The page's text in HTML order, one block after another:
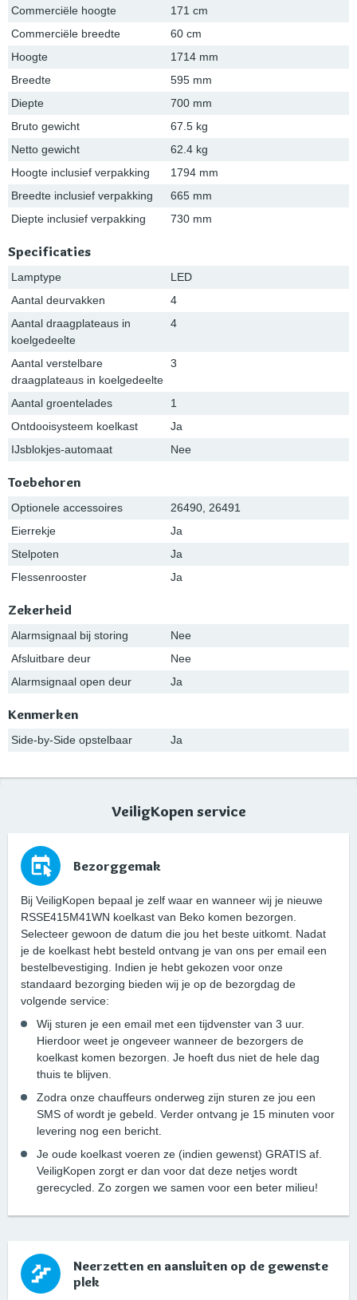
Commerciële hoogte
171 cm
Commerciële breedte
60 cm
Hoogte
1714 mm
Breedte
595 mm
Diepte
700 mm
Bruto gewicht
67.5 kg
Netto gewicht
62.4 kg
Hoogte inclusief verpakking
1794 mm
Breedte inclusief verpakking
665 mm
Diepte inclusief verpakking
730 mm
Specificaties
Lamptype
LED
Aantal deurvakken
4
Aantal draagplateaus in
koelgedeelte
4
Aantal verstelbare
draagplateaus in koelgedeelte
3
Aantal groentelades
1
Ontdooisysteem koelkast
Ja
IJsblokjes-automaat
Nee
Toebehoren
Optionele accessoires
26490, 26491
Eierrekje
Ja
Stelpoten
Ja
Flessenrooster
Ja
Zekerheid
Alarmsignaal bij storing
Nee
Afsluitbare deur
Nee
Alarmsignaal open deur
Ja
Kenmerken
Side-by-Side opstelbaar Ja
VeiligKopen service
Bezorggemak
Bij VeiligKopen bepaal je zelf waar en wanneer wij je nieuwe
RSSE415M41WN koelkast van Beko komen bezorgen.
Selecteer gewoon de datum die jou het beste uitkomt. Nadat
je de koelkast hebt besteld ontvang je van ons per email een
bestelbevestiging. Indien je hebt gekozen voor onze
standaard bezorging bieden wij je op de bezorgdag de
volgende service:
Wij sturen je een email met een tijdvenster van 3 uur.
Hierdoor weet je ongeveer wanneer de bezorgers de
koelkast komen bezorgen. Je hoeft dus niet de hele dag
thuis te blijven.
Zodra onze chauffeurs onderweg zijn sturen ze jou een
SMS of wordt je gebeld. Verder ontvang je 15 minuten voor
levering nog een bericht.
Je oude koelkast voeren ze (indien gewenst) GRATIS af.
VeiligKopen zorgt er dan voor dat deze netjes wordt
gerecycled. Zo zorgen we samen voor een beter milieu!
Neerzetten en aansluiten op de gewenste
plek